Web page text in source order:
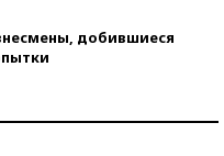
добившиеся